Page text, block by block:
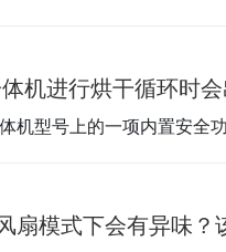
机型号上的一项内置安全
扇模式下会有异味？